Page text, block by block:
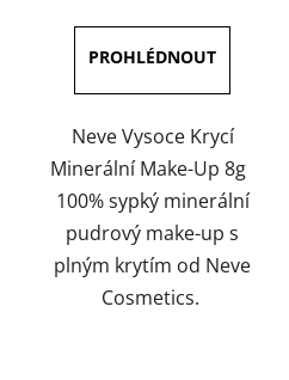
3,0
z
5
hvězdiček.
Neve Vysoce Krycí
Minerální Make-Up 8g
100% sypký minerální
pudrový make-up s
plným krytím od Neve
Cosmetics.